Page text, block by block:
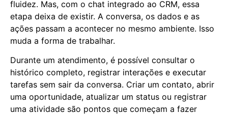
fluidez. Mas, com o chat integrado ao CRM, essa
etapa deixa de existir. A conversa, os dados e as
ações passam a acontecer no mesmo ambiente. Isso
muda a forma de trabalhar.
Durante um atendimento, é possível consultar o
histórico completo, registrar interações e executar
tarefas sem sair da conversa. Criar um contato, abrir
uma oportunidade, atualizar um status ou registrar
uma atividade são pontos que começam a fazer